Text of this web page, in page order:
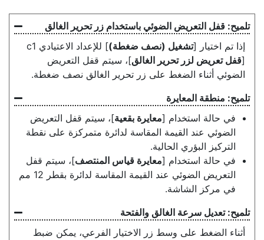
قفل التعريض الضوئي باستخدام زر تحرير الغالق
إذا تم اختيار [تشغيل (نصف ضغطة)
] للإعداد الاعتيادي c1
[قفل تعريض لزر تحرير الغالق]، سيتم قفل التعريض
الضوئي أثناء الضغط على زر تحرير الغالق نصف ضغطة.
منطقة المعايرة
في حالة استخدام [معايرة بقعية]، سيتم قفل التعريض
الضوئي عند القيمة المقاسة لدائرة متمركزة على نقطة
التركيز البؤري الحالية.
في حالة استخدام [معايرة قياس المنتصف]، سيتم قفل
التعريض الضوئي عند القيمة المقاسة لدائرة بقطر 12 مم
في مركز الشاشة.
تعديل سرعة الغالق والفتحة
أثناء الضغط على وسط زر الاختيار الفرعي، يمكن ضبط